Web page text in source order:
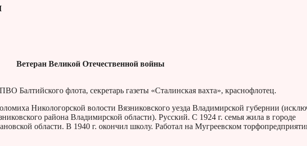
Ветеран Великой Отечественной войны
Балтийского флота, секретарь газеты «Сталинская вахта», краснофлотец.
Никологорской волости Вязниковского уезда Владимирской губернии
района Владимирской области). Русский. С 1924 г. семья жила в городе
области. В 1940 г. окончил школу. Работал на Мугреевском